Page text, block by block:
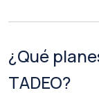
¿Qué
TADEO?